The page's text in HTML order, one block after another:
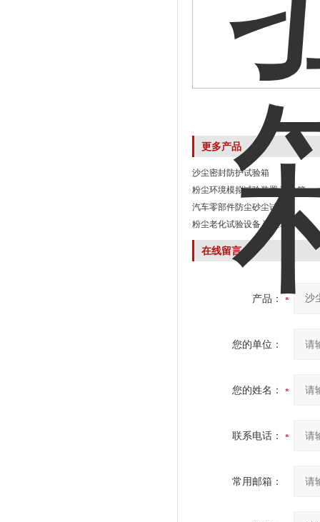
更多产品
沙尘密封防护试验箱
粉尘环境模拟试验装置 试验箱
汽车零部件防尘砂尘试验箱
粉尘老化试验设备 试验箱
在线留言
产品：
您的单位：
您的姓名：
联系电话：
常用邮箱：